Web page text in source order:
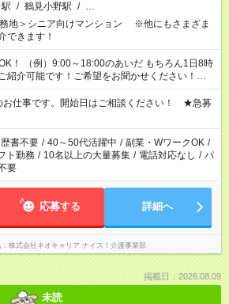
/ 鶴見小野駅 / …
務地＞シニア向けマンション ※他にもさまざま
できます！
！ （例）9:00～18:00のあいだ もちろん1日8時
紹介可能です！ご希望をお聞かせください！★家
みが必要な場合も遠慮なくご相談ください。 ※
上の勤務が必要です
お仕事です。開始日はご相談ください！ ★急募
書不要 / 40～50代活躍中 / 副業・WワークOK /
ト勤務 / 10名以上の大量募集 / 電話対応なし / パ
要
応募する 詳細へ
株式会社ネオキャリア ナイス！介護事業部
掲載日：2026.08.09
未読